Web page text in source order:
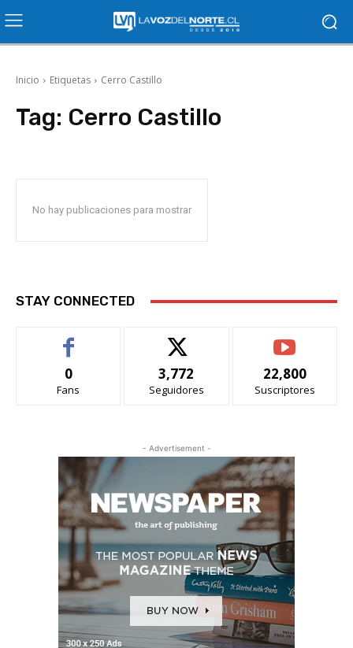
Inicio Etiquetas Cerro Castillo
Tag: Cerro Castillo
No hay publicaciones para mostrar
STAY CONNECTED
0
Fans
3,772
Seguidores
22,800
Suscriptores
- Advertisement -